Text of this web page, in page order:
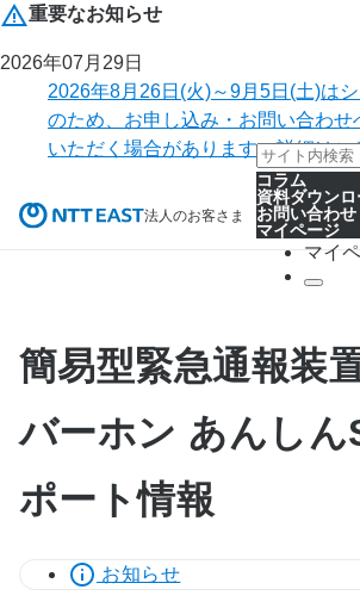
重要なお知らせ
2026年07月29日
2026年8月26日(火)～9月5日(土)は
のため、お申し込み・お問い合わせ
いただく場合があります。詳細はこ
法人のお客さま
コラム
資料ダウンロ
お問い合わせ
マイページ
マイ
簡易型緊急通報装
バーホン あんしん
ポート情報
お知らせ